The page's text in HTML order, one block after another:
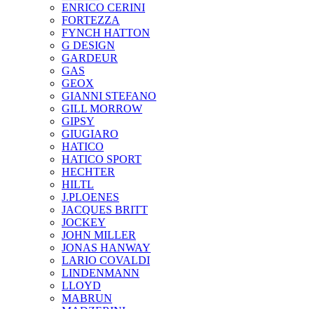
ENRICO CERINI
FORTEZZA
FYNCH HATTON
G DESIGN
GARDEUR
GAS
GEOX
GIANNI STEFANO
GILL MORROW
GIPSY
GIUGIARO
HATICO
HATICO SPORT
HECHTER
HILTL
J.PLOENES
JAСQUES BRITT
JOCKEY
JOHN MILLER
JONAS HANWAY
LARIO COVALDI
LINDENMANN
LLOYD
MABRUN